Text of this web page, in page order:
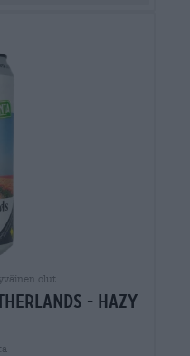
olut
- hazy